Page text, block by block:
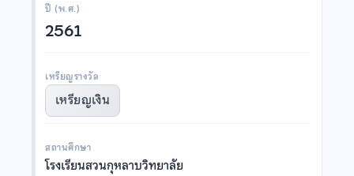
ปี (พ.ศ.)
2561
เหรียญรางวัล
เหรียญเงิน
สถานศึกษา
โรงเรียนสวนกุหลาบวิทยาลัย